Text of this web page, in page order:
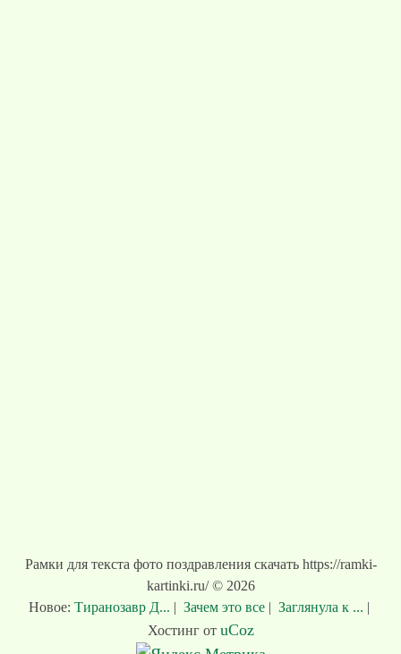
Рамки для текста фото поздравления скачать https://ramki-
kartinki.ru/ © 2026
Новое: Тиранозавр Д... | Зачем это все | Заглянула к ... |
Хостинг от uCoz